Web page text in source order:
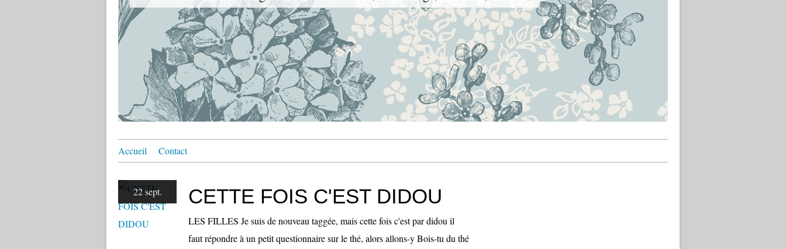
Accueil Contact
22 sept. CETTE FOIS C'EST DIDOU
LES FILLES Je suis de nouveau taggée, mais cette fois c'est par didou il
faut répondre à un petit questionnaire sur le thé, alors allons-y Bois-tu du thé